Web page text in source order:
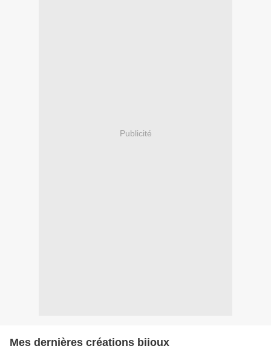
Publicité
Mes dernières créations bijoux